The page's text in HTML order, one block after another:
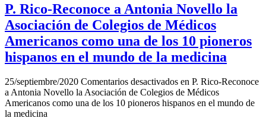
P. Rico-Reconoce a Antonia Novello la
Asociación de Colegios de Médicos
Americanos como una de los 10 pioneros
hispanos en el mundo de la medicina
25/septiembre/2020 Comentarios desactivados en P. Rico-Reconoce
a Antonia Novello la Asociación de Colegios de Médicos
Americanos como una de los 10 pioneros hispanos en el mundo de
la medicina